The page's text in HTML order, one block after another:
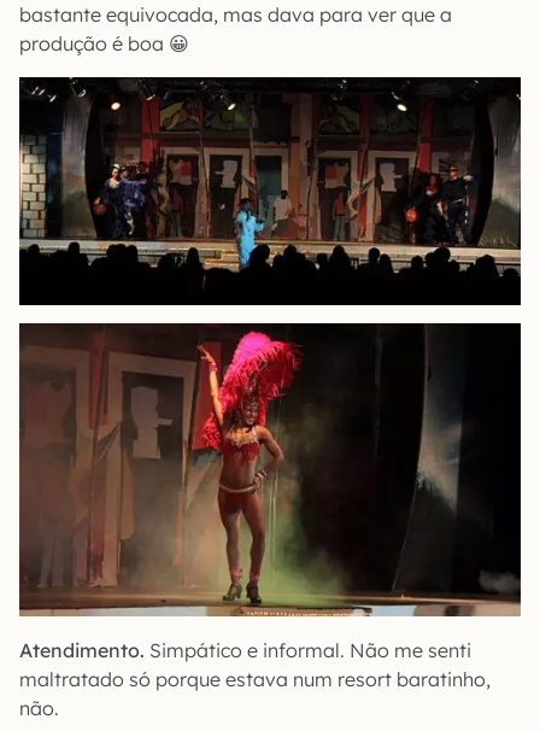
bastante equivocada, mas dava para ver que a
produção é boa 😀
Atendimento. Simpático e informal. Não me senti
maltratado só porque estava num resort baratinho,
não.